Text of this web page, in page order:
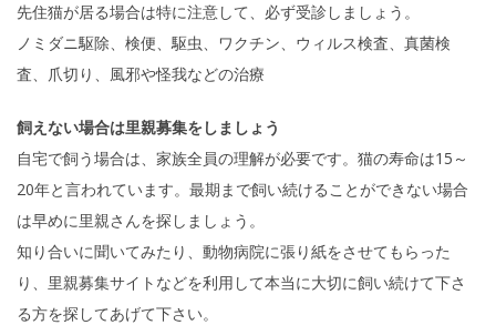
先住猫が居る場合は特に注意して、必ず受診しましょう。
ノミダニ駆除、検便、駆虫、ワクチン、ウィルス検査、真菌検
査、爪切り、風邪や怪我などの治療
飼えない場合は里親募集をしましょう
自宅で飼う場合は、家族全員の理解が必要です。猫の寿命は15～
20年と言われています。最期まで飼い続けることができない場合
は早めに里親さんを探しましょう。
知り合いに聞いてみたり、動物病院に張り紙をさせてもらった
り、里親募集サイトなどを利用して本当に大切に飼い続けて下さ
る方を探してあげて下さい。